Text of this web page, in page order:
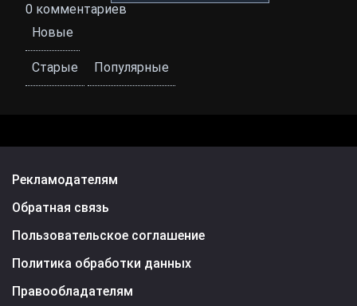
0 комментариев
Новые
Старые Популярные
Рекламодателям
Обратная связь
Пользовательское соглашение
Политика обработки данных
Правообладателям